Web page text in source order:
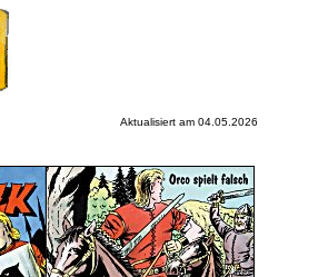
Aktualisiert am 04.05.2026